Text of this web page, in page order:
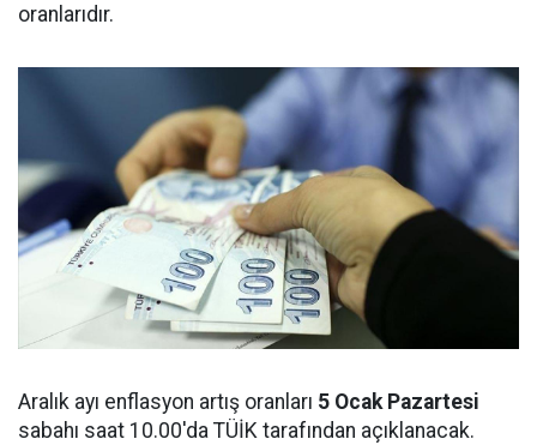
oranlarıdır.
Aralık ayı enflasyon artış oranları 5 Ocak Pazartesi
sabahı saat 10.00'da TÜİK tarafından açıklanacak.